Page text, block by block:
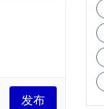
发布